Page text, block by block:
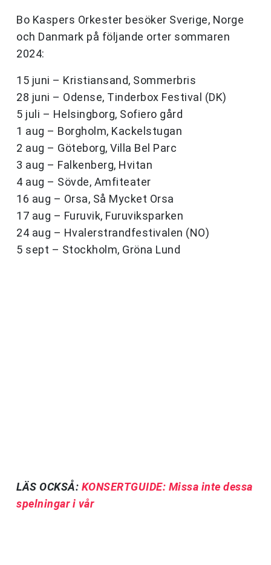
Bo Kaspers Orkester besöker Sverige, Norge
och Danmark på följande orter sommaren
2024:
15 juni – Kristiansand, Sommerbris
28 juni – Odense, Tinderbox Festival (DK)
5 juli – Helsingborg, Sofiero gård
1 aug – Borgholm, Kackelstugan
2 aug – Göteborg, Villa Bel Parc
3 aug – Falkenberg, Hvitan
4 aug – Sövde, Amfiteater
16 aug – Orsa, Så Mycket Orsa
17 aug – Furuvik, Furuviksparken
24 aug – Hvalerstrandfestivalen (NO)
5 sept – Stockholm, Gröna Lund
LÄS OCKSÅ: KONSERTGUIDE: Missa inte dessa
spelningar i vår